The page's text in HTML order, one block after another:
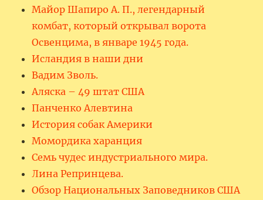
Майор Шапиро А. П., легендарный
комбат, который открывал ворота
Освенцима, в январе 1945 года.
Исландия в наши дни
Вадим Зволь.
Аляска – 49 штат США
Панченко Алевтина
История собак Америки
Момордика харанция
Семь чудес индустриального мира.
Лина Репринцева.
Обзор Национальных Заповедников США